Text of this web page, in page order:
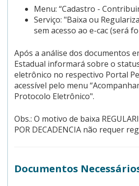
Menu: “Cadastro -
Serviço: "Baixa ou
sem acesso ao e-cac (será
Após a análise dos documentos
Estadual informará sobre o
eletrônico no respectivo Portal
acessível pelo menu
Protocolo Eletrônico".
Obs.: O motivo de baixa
POR DECADENCIA não requer
Documentos